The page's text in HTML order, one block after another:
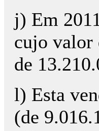
j) Em
cujo valor
de
l) Esta
(de